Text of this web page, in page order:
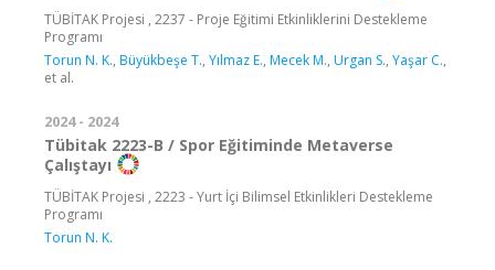
TÜBİTAK Projesi , 2237 - Proje Eğitimi Etkinliklerini Destekleme
Programı
Torun N. K., Büyükbeşe T., Yılmaz E., Mecek M., Urgan S., Yaşar C.,
et al.
2024 - 2024
Tübitak 2223-B / Spor Eğitiminde Metaverse
Çalıştayı
TÜBİTAK Projesi , 2223 - Yurt İçi Bilimsel Etkinlikleri Destekleme
Programı
Torun N. K.